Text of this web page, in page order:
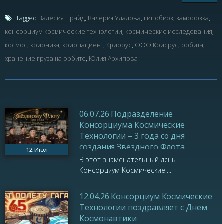
Tagged Валерия Прайд Валерия Удалова гипобиоз заморозка
консорциум космические технологии космические исследования
космос крионика криопациент Криорус ООО Криорус орбита
хранение груза на орбите Юлия Архипова
12Июл
06.07.26 Подразделение
Консорциума Космические
Технологии – 3 года со дня
создания Звездного Флота
В этот знаменательный день
Консорциум Космические ...
12.04.26 Консорциум Космические
Технологии поздравляет с Днем
Космонавтики